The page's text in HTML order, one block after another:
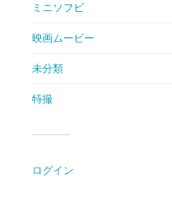
ミニソフビ
映画ムービー
未分類
特撮
ログイン